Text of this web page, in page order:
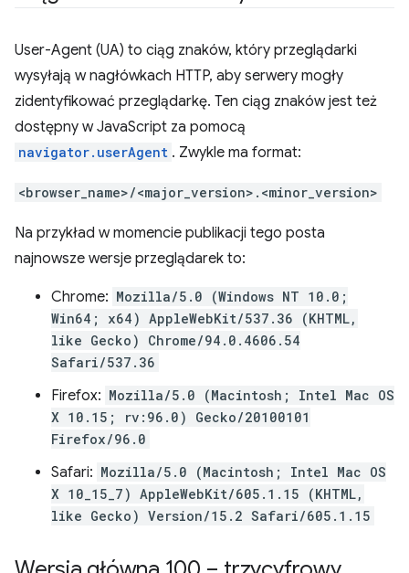
User-Agent (UA) to ciąg znaków, który przeglądarki
wysyłają w nagłówkach HTTP, aby serwery mogły
zidentyfikować przeglądarkę. Ten ciąg znaków jest też
dostępny w JavaScript za pomocą
navigator.userAgent . Zwykle ma format:
<browser_name>/<major_version>.<minor_version>
Na przykład w momencie publikacji tego posta
najnowsze wersje przeglądarek to:
Chrome: Mozilla/5.0 (Windows NT 10.0;
Win64; x64) AppleWebKit/537.36 (KHTML,
like Gecko) Chrome/94.0.4606.54
Safari/537.36
Firefox: Mozilla/5.0 (Macintosh; Intel Mac OS
X 10.15; rv:96.0) Gecko/20100101
Firefox/96.0
Safari: Mozilla/5.0 (Macintosh; Intel Mac OS
X 10_15_7) AppleWebKit/605.1.15 (KHTML,
like Gecko) Version/15.2 Safari/605.1.15